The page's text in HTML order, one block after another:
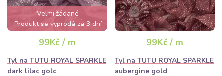
Velmi žádané
Produkt se vyprodá za 3 dní
99Kč / m
Tyl na TUTU ROYAL SPARKLE
dark lilac gold
99Kč / m
Tyl na TUTU ROYAL SPARKLE
aubergine gold